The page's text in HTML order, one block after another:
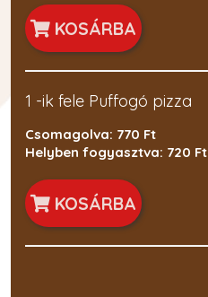
KOSÁRBA
1 -ik fele Puffogó pizza
Csomagolva: 770 Ft
Helyben fogyasztva: 720 Ft
KOSÁRBA